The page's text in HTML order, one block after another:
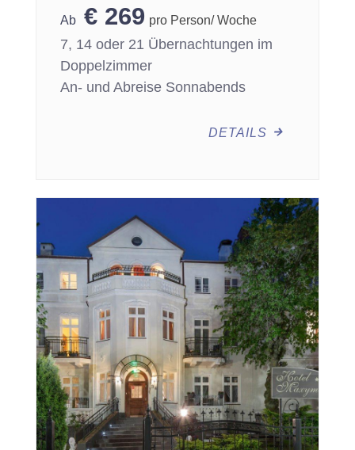
€ 269 pro Person/ Woche
7, 14 oder 21 Übernachtungen im
Doppelzimmer
An- und Abreise Sonnabends
DETAILS